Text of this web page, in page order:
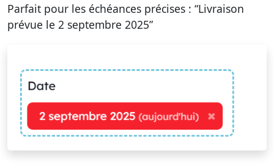
Parfait pour les échéances précises : “Livraison
prévue le 2 septembre 2025”